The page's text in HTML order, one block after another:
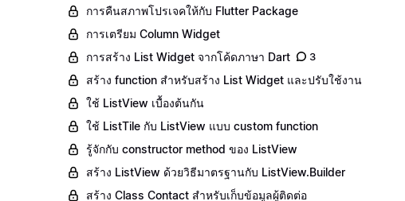
การคืนสภาพโปรเจคให้กับ Flutter Package
การเตรียม Column Widget
การสร้าง List Widget จากโค้ดภาษา Dart
3
สร้าง function สำหรับสร้าง List Widget และปรับใช้งาน
ใช้ ListView เบื้องต้นกัน
ใช้ ListTile กับ ListView แบบ custom function
รู้จักกับ constructor method ของ ListView
สร้าง ListView ด้วยวิธีมาตรฐานกับ ListView.Builder
สร้าง Class Contact สำหรับเก็บข้อมูลผู้ติดต่อ